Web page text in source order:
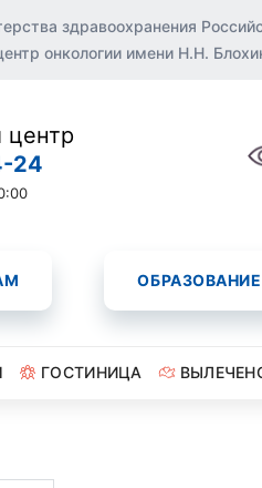
здравоохранения
онкологии имени Н.Н.
центр
24
ОБРАЗОВАНИЕ
ГОСТИНИЦА